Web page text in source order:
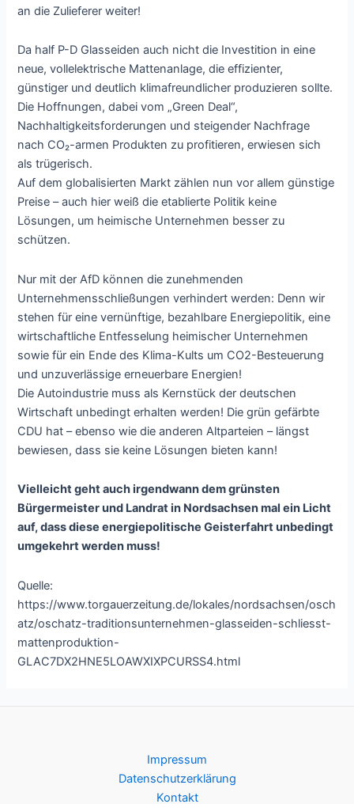
an die Zulieferer weiter!
Da half P-D Glasseiden auch nicht die Investition in eine
neue, vollelektrische Mattenanlage, die effizienter,
günstiger und deutlich klimafreundlicher produzieren sollte.
Die Hoffnungen, dabei vom „Green Deal“,
Nachhaltigkeitsforderungen und steigender Nachfrage
nach CO₂-armen Produkten zu profitieren, erwiesen sich
als trügerisch.
Auf dem globalisierten Markt zählen nun vor allem günstige
Preise – auch hier weiß die etablierte Politik keine
Lösungen, um heimische Unternehmen besser zu
schützen.
Nur mit der AfD können die zunehmenden
Unternehmensschließungen verhindert werden: Denn wir
stehen für eine vernünftige, bezahlbare Energiepolitik, eine
wirtschaftliche Entfesselung heimischer Unternehmen
sowie für ein Ende des Klima-Kults um CO2-Besteuerung
und unzuverlässige erneuerbare Energien!
Die Autoindustrie muss als Kernstück der deutschen
Wirtschaft unbedingt erhalten werden! Die grün gefärbte
CDU hat – ebenso wie die anderen Altparteien – längst
bewiesen, dass sie keine Lösungen bieten kann!
Vielleicht geht auch irgendwann dem grünsten
Bürgermeister und Landrat in Nordsachsen mal ein Licht
auf, dass diese energiepolitische Geisterfahrt unbedingt
umgekehrt werden muss!
Quelle:
https://www.torgauerzeitung.de/lokales/nordsachsen/osch
atz/oschatz-traditionsunternehmen-glasseiden-schliesst-
mattenproduktion-
GLAC7DX2HNE5LOAWXIXPCURSS4.html
Impressum
Datenschutzerklärung
Kontakt